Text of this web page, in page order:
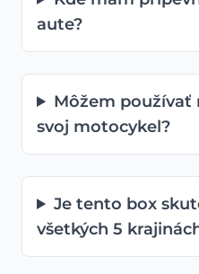
aute?
Môžem používať
svoj motocykel?
Je tento box
všetkých 5